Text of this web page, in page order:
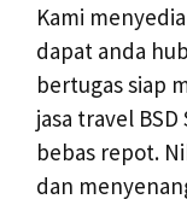
Kami
dapat anda
bertugas siap
jasa travel
bebas repot.
dan